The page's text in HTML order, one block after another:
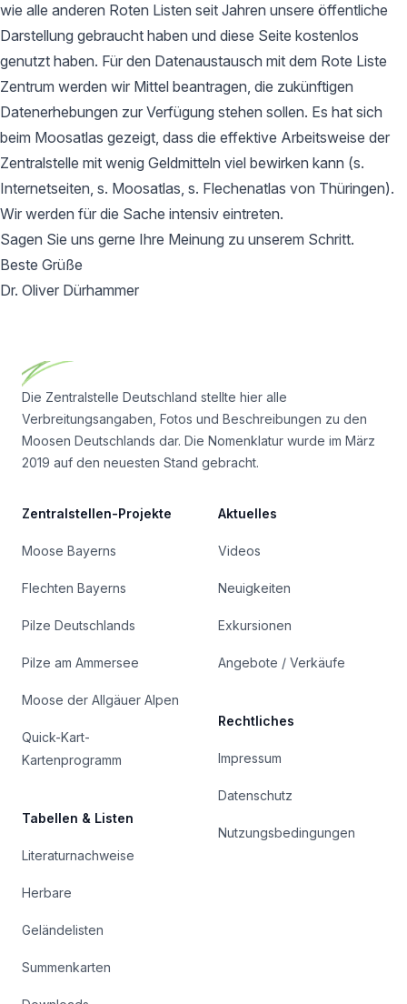
wie alle anderen Roten Listen seit Jahren unsere öffentliche
Darstellung gebraucht haben und diese Seite kostenlos
genutzt haben. Für den Datenaustausch mit dem Rote Liste
Zentrum werden wir Mittel beantragen, die zukünftigen
Datenerhebungen zur Verfügung stehen sollen. Es hat sich
beim Moosatlas gezeigt, dass die effektive Arbeitsweise der
Zentralstelle mit wenig Geldmitteln viel bewirken kann (s.
Internetseiten, s. Moosatlas, s. Flechenatlas von Thüringen).
Wir werden für die Sache intensiv eintreten.
Sagen Sie uns gerne Ihre Meinung zu unserem Schritt.
Beste Grüße
Dr. Oliver Dürhammer
Die Zentralstelle Deutschland stellte hier alle
Verbreitungsangaben, Fotos und Beschreibungen zu den
Moosen Deutschlands dar. Die Nomenklatur wurde im März
2019 auf den neuesten Stand gebracht.
Zentralstellen-Projekte
Moose Bayerns
Flechten Bayerns
Pilze Deutschlands
Pilze am Ammersee
Moose der Allgäuer Alpen
Quick-Kart-
Kartenprogramm
Tabellen & Listen
Literaturnachweise
Herbare
Geländelisten
Summenkarten
Aktuelles
Videos
Neuigkeiten
Exkursionen
Angebote / Verkäufe
Rechtliches
Impressum
Datenschutz
Nutzungsbedingungen